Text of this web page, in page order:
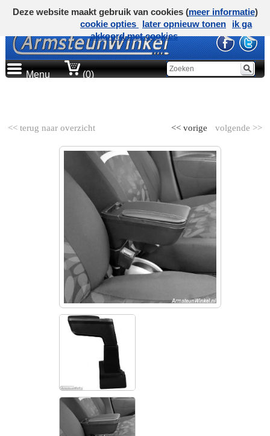
Menu (0)
<< terug naar overzicht volgende >>
<< vorige
Deze website maakt gebruik van cookies (meer informatie)
cookie opties
later opnieuw tonen
ik ga
akkoord met cookies